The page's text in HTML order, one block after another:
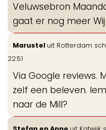
Veluwsebron
gaat er nog meer
Marustel uit Rotterdam
22:51
Via Google reviews.
zelf een beleven.
naar de Mill?